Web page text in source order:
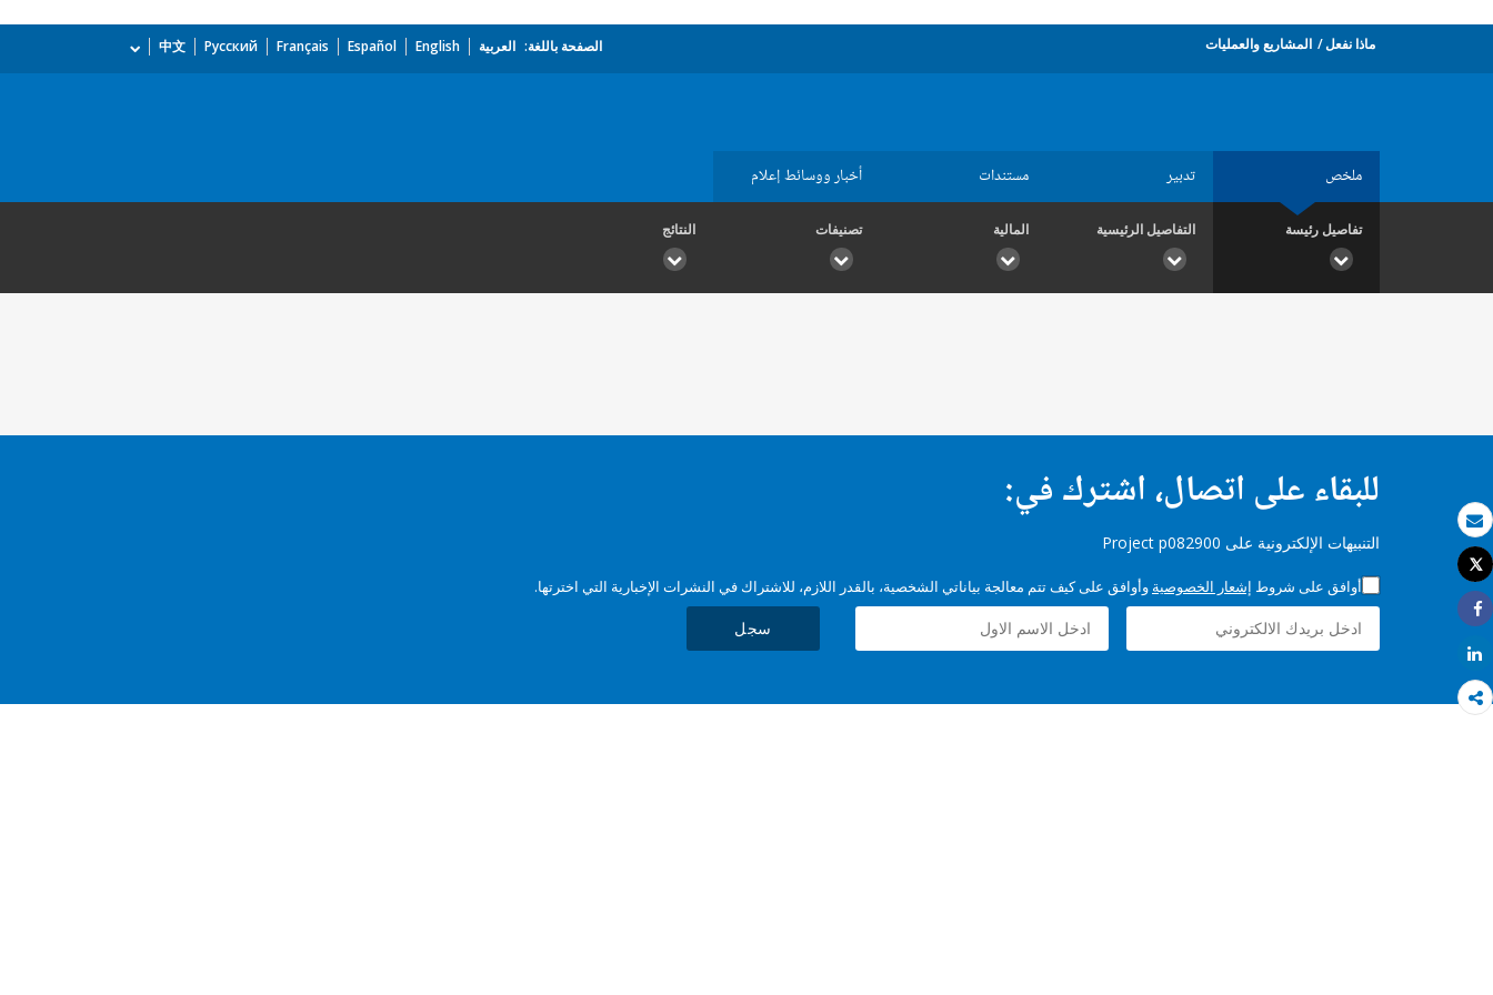
بريد الكتروني
طباعة
Tweet
Share
Share
ماذا نفعل المشاريع والعمليات الصفحة باللغة: العربية English
Español
Français
Русский
中文
ملخص تدبير مستندات أخبار ووسائط إعلام
تفاصيل رئيسة التفاصيل الرئيسية المالية تصنيفات النتائج
للبقاء على اتصال، اشترك في:
التنبيهات الإلكترونية على Project p082900
أوافق على شروط إشعار الخصوصية وأوافق على كيف تتم معالجة بياناتي الشخصية، بالقدر اللازم، للاشتراك في النشرات الإخبارية التي اخترتها.
سجل